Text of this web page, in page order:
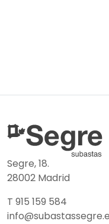
Segre, 18.
28002 Madrid
T 915 159 584